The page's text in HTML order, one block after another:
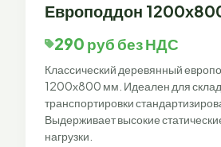
Европоддон
290 руб без НДС
Классический деревянный
1200х800 мм. Идеален для
транспортировки
Выдерживает высокие
нагрузки.